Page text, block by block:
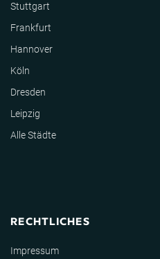
Stuttgart
Frankfurt
Hannover
Köln
Dresden
Leipzig
Alle Städte
RECHTLICHES
Impressum